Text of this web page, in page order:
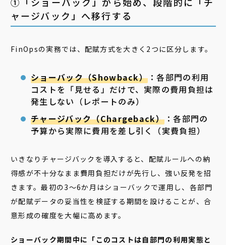
ャージバック」へ移行する
FinOpsの実務では、配賦方式を大きく2つに区分します。
ショーバック（Showback） ：各部門の利用
コストを「見せる」だけで、実際の費用負担は
発生しない（レポートのみ）
チャージバック（Chargeback） ：各部門の
予算から実際に費用を差し引く（実費負担）
いきなりチャージバックを導入すると、配賦ルールへの納
得感が不十分なまま費用負担だけが先行し、強い反発を招
きます。最初の3〜6か月はショーバックで運用し、各部門
が配賦データの妥当性を検証する期間を設けることが、合
意形成の確度を大幅に高めます。
ショーバック期間中に「このコストは自部門の利用実態と